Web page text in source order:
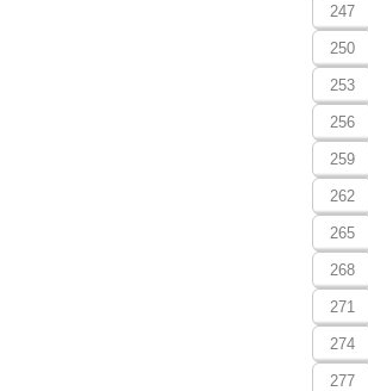
247
250
253
256
259
262
265
268
271
274
277